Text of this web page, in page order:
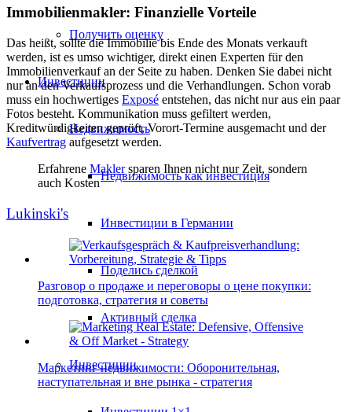
Получить оценку
Инвестиции
Недвижимость
Недвижимость как инвестиция
Инвестиции в Германии
Поделись сделкой
Активный сделка
Инвестиции
Immobilienmakler: Finanzielle Vorteile
Das heißt, sollte die Immobilie bis Ende des Monats verkauft
werden, ist es umso wichtiger, direkt einen Experten für den
Immobilienverkauf an der Seite zu haben. Denken Sie dabei nicht
nur an den Verkaufsprozess und die Verhandlungen. Schon vorab
muss ein hochwertiges Exposé entstehen, das nicht nur aus ein paar
Fotos besteht. Kommunikation muss gefiltert werden,
Kreditwürdigkeiten geprüft, Vorort-Termine ausgemacht und der
Kaufvertrag aufgesetzt werden.
Erfahrene Maklersparen Ihnen nicht nur Zeit, sondern
auch Kosten
Lukinski's
Разговор о продаже и переговоры о цене покупки:
подготовка, стратегия и советы
Маркетинг недвижимости: Оборонительная,
наступательная и вне рынка - стратегия